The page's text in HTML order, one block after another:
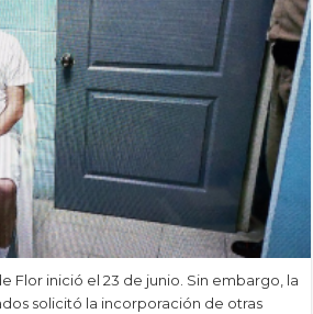
Flor inició el 23 de junio. Sin embargo, la
solicitó la incorporación de otras